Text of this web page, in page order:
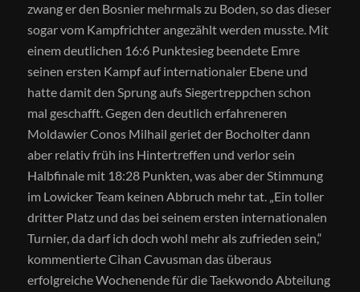
zwang er den Bosnier mehrmals zu Boden, so das dieser
sogar vom Kampfrichter angezählt werden musste. Mit
einem deutlichen 16:6 Punktesieg beendete Emre
seinen ersten Kampf auf internationaler Ebene und
hatte damit den Sprung aufs Siegertreppchen schon
mal geschafft. Gegen den deutlich erfahreneren
Moldawier Conos Milhail geriet der Bocholter dann
aber relativ früh ins Hintertreffen und verlor sein
Halbfinale mit 18:28 Punkten, was aber der Stimmung
im Lowicker Team keinen Abbruch mehr tat. „Ein toller
dritter Platz und das bei seinem ersten internationalen
Turnier, da darf ich doch wohl mehr als zufrieden sein,“
kommentierte Cihan Cavusman das überaus
erfolgreiche Wochenende für die Taekwondo Abteilung